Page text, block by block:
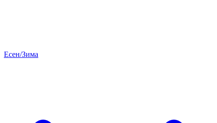
Есен/Зима